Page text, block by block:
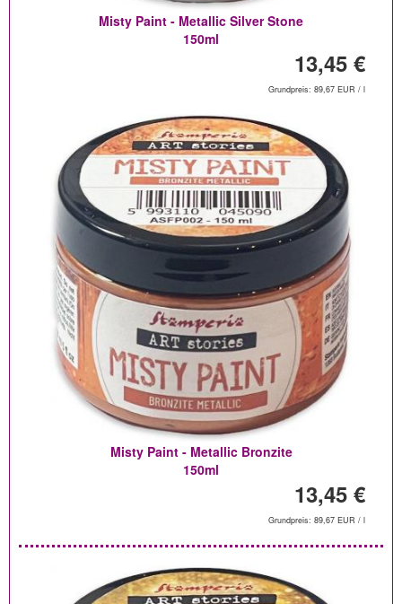
Misty Paint - Metallic Silver Stone
150ml
13,45 €
Grundpreis: 89,67 EUR / l
Misty Paint - Metallic Bronzite
150ml
13,45 €
Grundpreis: 89,67 EUR / l